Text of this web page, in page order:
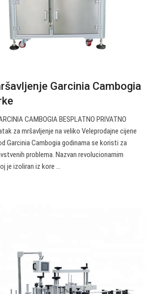
Garcinia Cambogia
CAMBOGIA BESPLATNO PRIVATNO
za mršavljenje na veliko Veleprodajne cijene
Garcinia Cambogia godinama se koristi za
problema. Nazvan revolucionarnim
je izoliran iz kore ...